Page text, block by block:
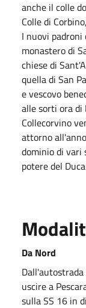
anche il colle
Colle di
I nuovi
monastero di
chiese di
quella di San
e vescovo
alle sorti ora di
Collecorvino
attorno
dominio di vari
potere del
Da Nord
uscire a
sulla SS 16 in